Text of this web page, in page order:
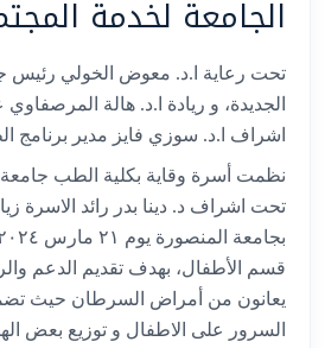
الجامعة لخدمة
تحت رعاية ا.د. معوض الخولي رئيس
الجديدة، و ريادة ا.د. هالة
اشراف ا.د. سوزي فايز مدير برنامج
نظمت أسرة وقاية بكلية الطب جامعة
تحت اشراف د. دينا بدر رائد الاسرة
قسم الأطفال، بهدف تقديم الدعم
يعانون من أمراض السرطان حيث
السرور على الاطفال و توزيع بعض